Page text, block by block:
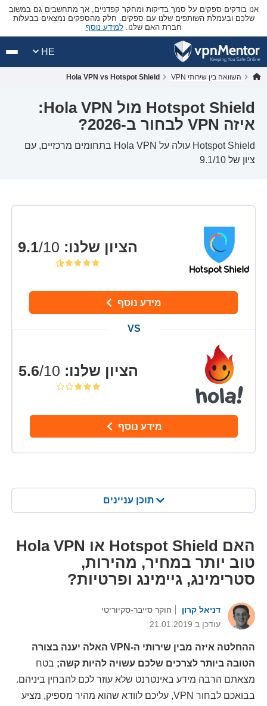
אנו בודקים ספקים על סמך בדיקות ומחקר קפדניים, אך מתחשבים גם במשוב
שלכם ובעמלת השותפים שלנו עם ספקים. חלק מהספקים נמצאים בבעלות
חברת האם שלנו.למידע נוסף
HE
השוואה בין שירותי VPN Hola VPN vs Hotspot Shield
Hotspot Shield מול Hola VPN:
איזה VPN לבחור ב-2026?
Hotspot Shield עולה על Hola VPN בתחומים מרכזיים, עם
ציון של 9.1/10
תוכן עניינים
הציון שלנו:
/10
מידע נוסף
הציון שלנו:
/10
מידע נוסף
האם Hotspot Shield או Hola VPN
טוב יותר במחיר, מהירות,
סטרימינג, גיימינג ופרטיות?
דניאל קרון
חוקר סייבר-סקיוריטי
עודכן ב 21.01.2019
ההחלטה איזה מבין שירותי ה-VPN האלה יענה בצורה
הטובה ביותר לצרכים שלכם עשויה להיות קשה; בטח
מצאתם הרבה מידע באינטרנט שלא עוזר לכם להבחין ביניהם.
בבואכם לבחור VPN, עליכם לוודא שהוא מהיר מספיק, מציע